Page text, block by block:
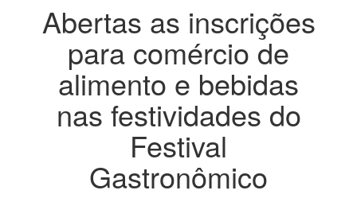
Abertas as inscrições
para comércio de
alimento e bebidas
nas festividades do
Festival
Gastronômico